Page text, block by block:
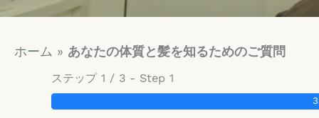
ホーム » あなたの体質と髪を知るためのご質問
ステップ 1 / 3 - Step 1